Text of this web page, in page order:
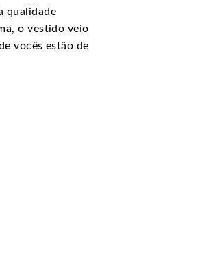
qualidade
o vestido veio
vocês estão de